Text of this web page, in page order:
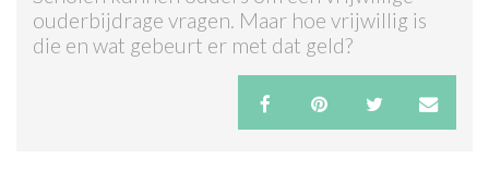
SHOPS
ACTIES & KORTING
ouderbijdrage vragen. Maar hoe vrijwillig is
die en wat gebeurt er met dat geld?